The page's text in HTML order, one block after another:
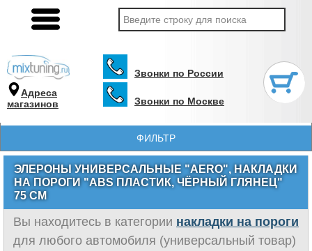
Адреса
магазинов
Звонки по России
Звонки по Москве
ФИЛЬТР
ЭЛЕРОНЫ УНИВЕРСАЛЬНЫЕ "AERO", НАКЛАДКИ
НА ПОРОГИ "ABS ПЛАСТИК, ЧЁРНЫЙ ГЛЯНЕЦ"
75 СМ
Вы находитесь в категории накладки на пороги
для любого автомобиля (универсальный товар)